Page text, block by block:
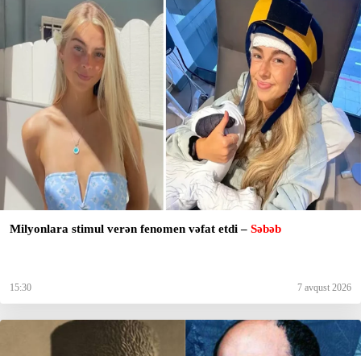
Milyonlara stimul verən fenomen vəfat etdi – Səbəb
15:30 7 avqust 2026